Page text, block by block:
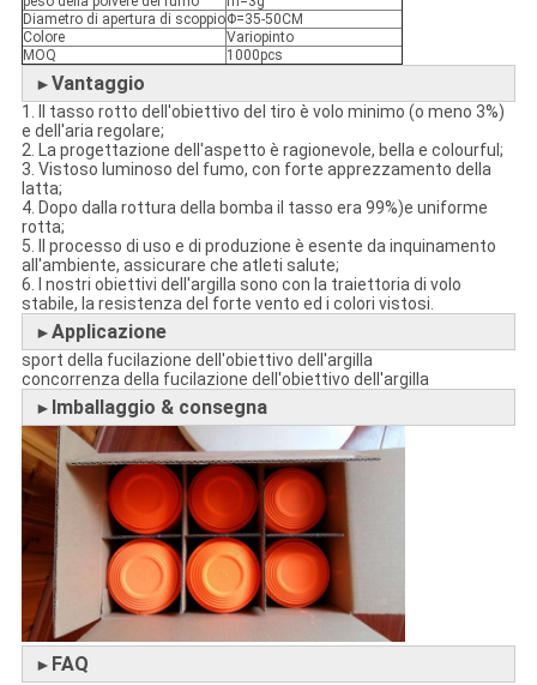
Diametro di apertura di scoppioΦ=35-50CM
Colore
Variopinto
MOQ
1000pcs
►Vantaggio
1. Il tasso rotto dell'obiettivo del tiro è volo minimo (o meno 3%)
e dell'aria regolare;
2. La progettazione dell'aspetto è ragionevole, bella e colourful;
3. Vistoso luminoso del fumo, con forte apprezzamento della
latta;
4. Dopo dalla rottura della bomba il tasso era 99%)e uniforme
rotta;
5. Il processo di uso e di produzione è esente da inquinamento
all'ambiente, assicurare che atleti salute;
6. I nostri obiettivi dell'argilla sono con la traiettoria di volo
stabile, la resistenza del forte vento ed i colori vistosi.
►Applicazione
sport della fucilazione dell'obiettivo dell'argilla
concorrenza della fucilazione dell'obiettivo dell'argilla
► Imballaggio & consegna
► FAQ